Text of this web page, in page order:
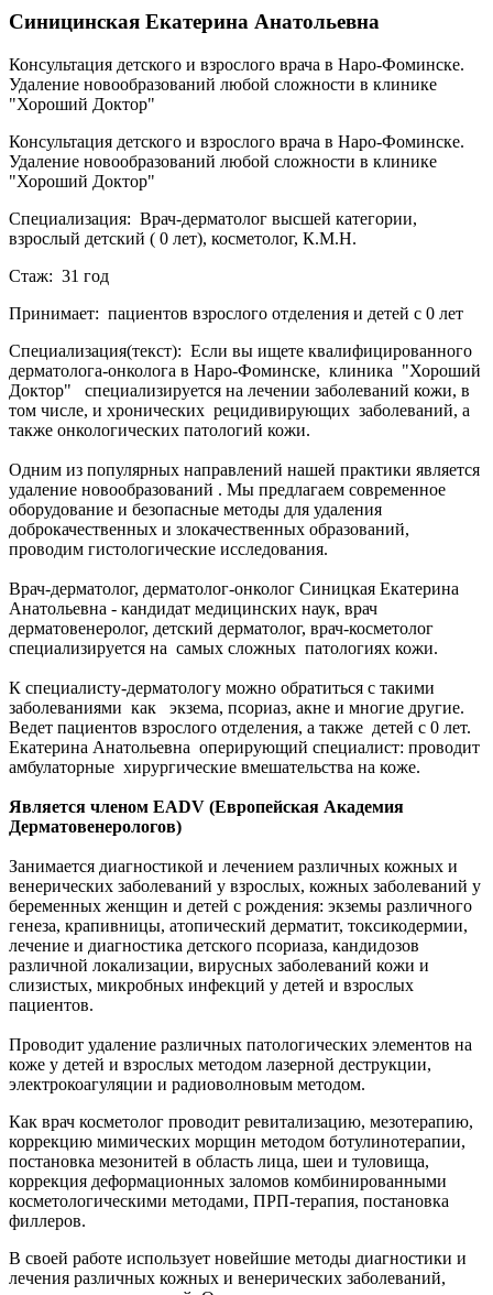
Синицинская Екатерина Анатольевна
Консультация детского и взрослого врача в Наро-Фоминске.
Удаление новообразований любой сложности в клинике
"Хороший Доктор"
Консультация детского и взрослого врача в Наро-Фоминске.
Удаление новообразований любой сложности в клинике
"Хороший Доктор"
Специализация: Врач-дерматолог высшей категории,
взрослый детский ( 0 лет), косметолог, К.М.Н.
Стаж: 31 год
Принимает: пациентов взрослого отделения и детей с 0 лет
Специализация(текст): Если вы ищете квалифицированного
дерматолога-онколога в Наро-Фоминске, клиника "Хороший
Доктор" специализируется на лечении заболеваний кожи, в
том числе, и хронических рецидивирующих заболеваний, а
также онкологических патологий кожи.
Одним из популярных направлений нашей практики является
удаление новообразований . Мы предлагаем современное
оборудование и безопасные методы для удаления
доброкачественных и злокачественных образований,
проводим гистологические исследования.
Врач-дерматолог, дерматолог-онколог Синицкая Екатерина
Анатольевна - кандидат медицинских наук, врач
дерматовенеролог, детский дерматолог, врач-косметолог
специализируется на самых сложных патологиях кожи.
К специалисту-дерматологу можно обратиться с такими
заболеваниями как экзема, псориаз, акне и многие другие.
Ведет пациентов взрослого отделения, а также детей с 0 лет.
Екатерина Анатольевна оперирующий специалист: проводит
амбулаторные хирургические вмешательства на коже.
Является членом EADV (Европейская Академия
Дерматовенерологов)
Занимается диагностикой и лечением различных кожных и
венерических заболеваний у взрослых, кожных заболеваний у
беременных женщин и детей с рождения: экземы различного
генеза, крапивницы, атопический дерматит, токсикодермии,
лечение и диагностика детского псориаза, кандидозов
различной локализации, вирусных заболеваний кожи и
слизистых, микробных инфекций у детей и взрослых
пациентов.
Проводит удаление различных патологических элементов на
коже у детей и взрослых методом лазерной деструкции,
электрокоагуляции и радиоволновым методом.
Как врач косметолог проводит ревитализацию, мезотерапию,
коррекцию мимических морщин методом ботулинотерапии,
постановка мезонитей в область лица, шеи и туловища,
коррекция деформационных заломов комбинированными
косметологическими методами, ПРП-терапия, постановка
филлеров.
В своей работе использует новейшие методы диагностики и
лечения различных кожных и венерических заболеваний,